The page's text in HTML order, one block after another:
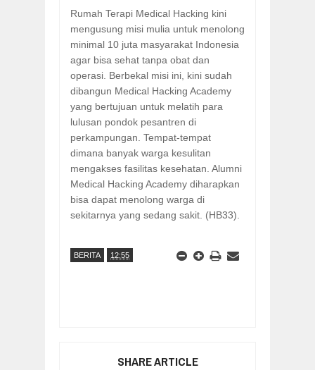
Rumah Terapi Medical Hacking kini
mengusung misi mulia untuk menolong
minimal 10 juta masyarakat Indonesia
agar bisa sehat tanpa obat dan
operasi. Berbekal misi ini, kini sudah
dibangun Medical Hacking Academy
yang bertujuan untuk melatih para
lulusan pondok pesantren di
perkampungan. Tempat-tempat
dimana banyak warga kesulitan
mengakses fasilitas kesehatan. Alumni
Medical Hacking Academy diharapkan
bisa dapat menolong warga di
sekitarnya yang sedang sakit. (HB33).
BERITA 12:55
SHARE ARTICLE